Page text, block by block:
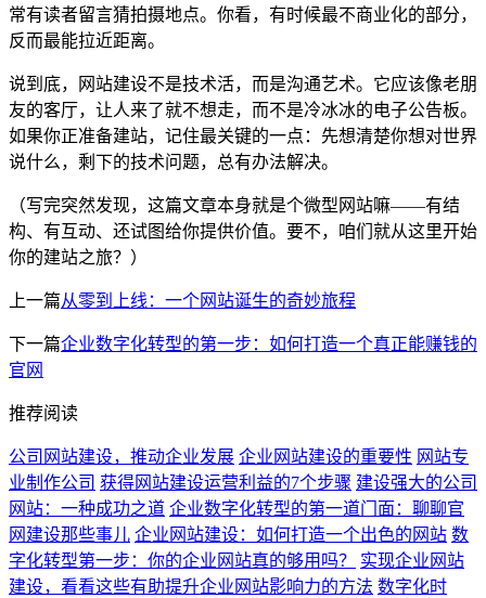
常有读者留言猜拍摄地点。你看，有时候最不商业化的部分，
反而最能拉近距离。
说到底，网站建设不是技术活，而是沟通艺术。它应该像老朋
友的客厅，让人来了就不想走，而不是冷冰冰的电子公告板。
如果你正准备建站，记住最关键的一点：先想清楚你想对世界
说什么，剩下的技术问题，总有办法解决。
（写完突然发现，这篇文章本身就是个微型网站嘛——有结
构、有互动、还试图给你提供价值。要不，咱们就从这里开始
你的建站之旅？）
上一篇从零到上线：一个网站诞生的奇妙旅程
下一篇企业数字化转型的第一步：如何打造一个真正能赚钱的
官网
推荐阅读
公司网站建设，推动企业发展 企业网站建设的重要性 网站专
业制作公司 获得网站建设运营利益的7个步骤 建设强大的公司
网站：一种成功之道 企业数字化转型的第一道门面：聊聊官
网建设那些事儿 企业网站建设：如何打造一个出色的网站 数
字化转型第一步：你的企业网站真的够用吗？
实现企业网站
建设，看看这些有助提升企业网站影响力的方法 数字化时